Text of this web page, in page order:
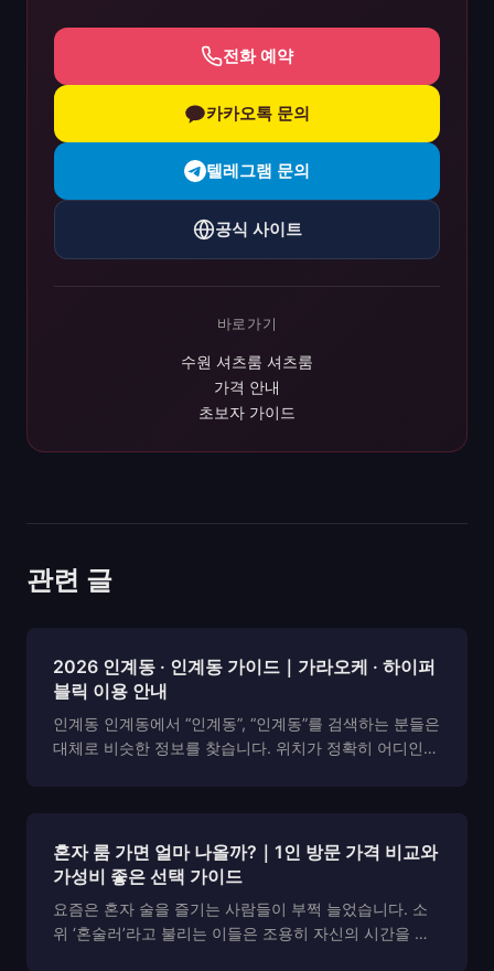
전화 예약
카카오톡 문의
텔레그램 문의
공식 사이트
바로가기
수원 셔츠룸 셔츠룸
가격 안내
초보자 가이드
관련 글
2026 인계동 · 인계동 가이드｜가라오케 · 하이퍼
블릭 이용 안내
인계동 인계동에서 “인계동”, “인계동”를 검색하는 분들은
대체로 비슷한 정보를 찾습니다. 위치가 정확히 어디인
혼자 룸 가면 얼마 나올까?｜1인 방문 가격 비교와
가성비 좋은 선택 가이드
요즘은 혼자 술을 즐기는 사람들이 부쩍 늘었습니다. 소
위 ‘혼술러’라고 불리는 이들은 조용히 자신의 시간을 즐